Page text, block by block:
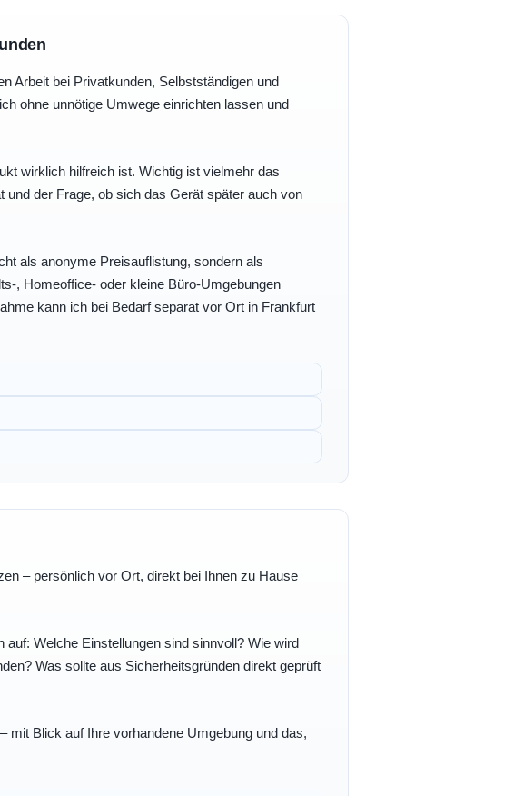
Arbeit bei Privatkunden, Selbstständigen und
ohne unnötige Umwege einrichten lassen und
wirklich hilfreich ist. Wichtig ist vielmehr das
der Frage, ob sich das Gerät später auch von
als anonyme Preisauflistung, sondern als
, Homeoffice- oder kleine Büro-Umgebungen
kann ich bei Bedarf separat vor Ort in Frankfurt
– persönlich vor Ort, direkt bei Ihnen zu Hause
Welche Einstellungen sind sinnvoll? Wie wird
Was sollte aus Sicherheitsgründen direkt geprüft
mit Blick auf Ihre vorhandene Umgebung und das,